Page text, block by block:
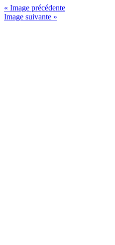
« Image précédente
Image suivante »